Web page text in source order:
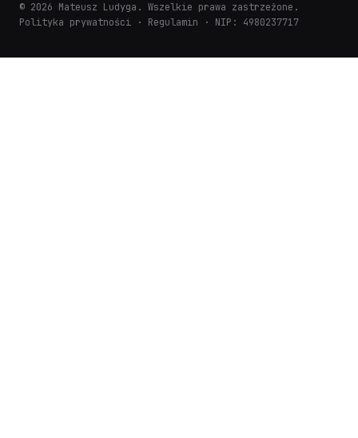
© 2026 Mateusz Ludyga. Wszelkie prawa zastrzeżone.
Polityka prywatności · Regulamin · NIP: 4980237717